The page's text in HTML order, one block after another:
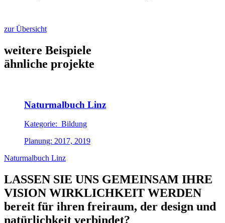
zur Übersicht
weitere Beispiele
ähnliche projekte
Naturmalbuch Linz
Kategorie: Bildung
Planung: 2017, 2019
Naturmalbuch Linz
LASSEN SIE UNS GEMEINSAM IHRE
VISION WIRKLICHKEIT WERDEN
bereit für ihren freiraum, der design und
natürlichkeit verbindet?